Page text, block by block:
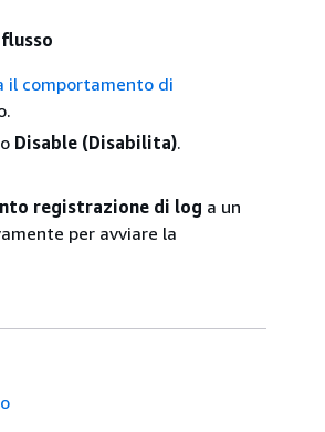
il comportamento di
o Disable (Disabilita).
registrazione di log a un
per avviare la